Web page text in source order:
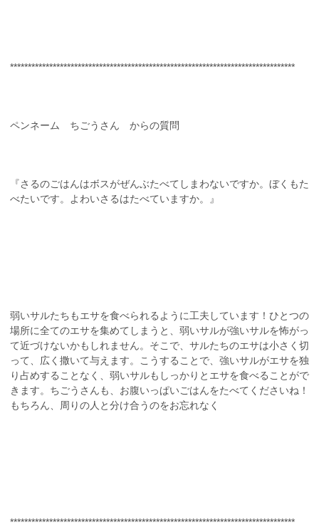
********************************************************************************
ペンネーム ちごうさん からの質問
『さるのごはんはボスがぜんぶたべてしまわないですか。ぼくもた
べたいです。よわいさるはたべていますか。』
弱いサルたちもエサを食べられるように工夫しています！ひとつの
場所に全てのエサを集めてしまうと、弱いサルが強いサルを怖がっ
て近づけないかもしれません。そこで、サルたちのエサは小さく切
って、広く撒いて与えます。こうすることで、強いサルがエサを独
り占めすることなく、弱いサルもしっかりとエサを食べることがで
きます。ちごうさんも、お腹いっぱいごはんをたべてくださいね！
もちろん、周りの人と分け合うのをお忘れなく
********************************************************************************